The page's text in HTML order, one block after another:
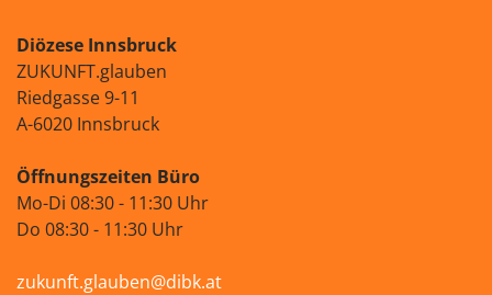
Diözese Innsbruck
ZUKUNFT.glauben
Riedgasse 9-11
A-6020 Innsbruck
Öffnungszeiten Büro
Mo-Di 08:30 - 11:30 Uhr
Do 08:30 - 11:30 Uhr
zukunft.glauben@dibk.at